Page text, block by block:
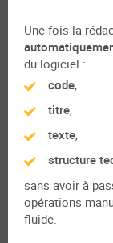
Une fois la
du logiciel :
code,
titre,
texte,
structure
sans avoir à
opérations
fluide.